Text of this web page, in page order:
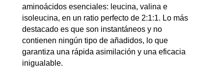
aminoácidos esenciales: leucina, valina e
isoleucina, en un ratio perfecto de 2:1:1. Lo más
destacado es que son instantáneos y no
contienen ningún tipo de añadidos, lo que
garantiza una rápida asimilación y una eficacia
inigualable.